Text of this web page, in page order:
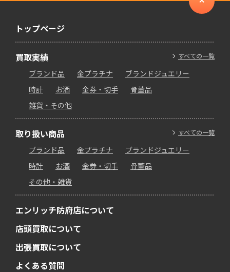
トップページ
すべての一覧
買取実績
ブランド品 金プラチナ
ブランドジュエリー
時計
お酒 金券・切手
骨董品
雑貨・その他
すべての一覧
取り扱い商品
ブランド品 金プラチナ
ブランドジュエリー
時計
お酒 金券・切手
骨董品
その他・雑貨
エンリッチ防府店について
店頭買取について
出張買取について
よくある質問